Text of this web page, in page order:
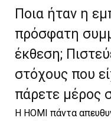
Ποια ήταν η
πρόσφατη
έκθεση;
στόχους που
πάρετε μέρος
Η HOMI πάντα